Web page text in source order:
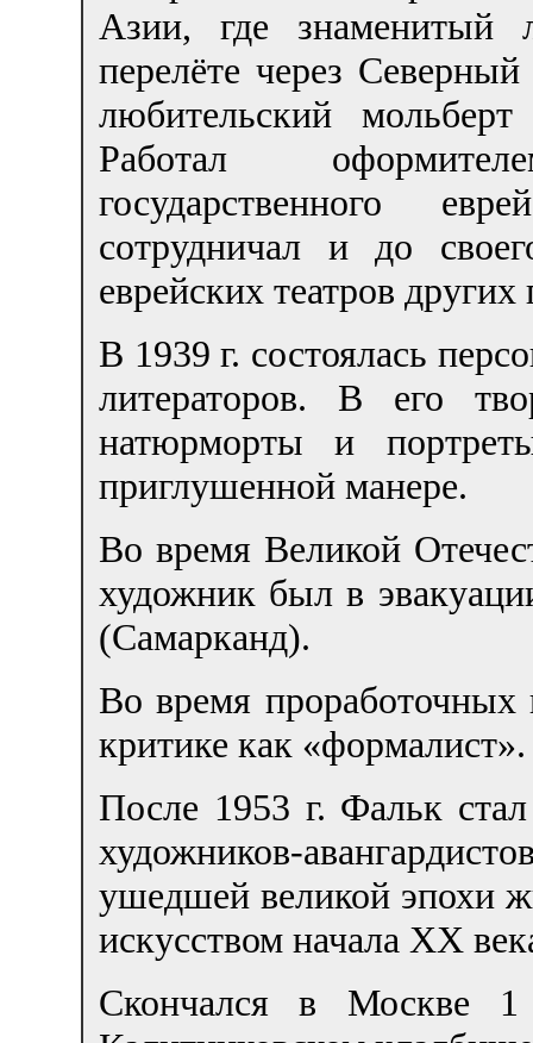
Азии, где знаменитый
перелёте через
любительский
Работал
государственного
сотрудничал и до
еврейских театров других
В 1939 г. состоялась
литераторов. В его
натюрморты и
приглушенной манере.
Во время Великой
художник был в
(Самарканд).
Во время проработочных
критике как «формалист».
После 1953 г. Фальк
художников-
ушедшей великой эпохи
искусством начала XX
Скончался в Москве